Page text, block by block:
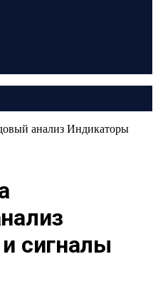
анализ Индикаторы
сигналы